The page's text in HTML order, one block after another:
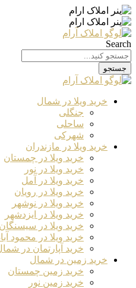
Search
جستجو
خرید ویلا در شمال
جنگلی
ساحلی
شهرکی
خرید ویلا در مازندران
خرید ویلا در چمستان
خرید ویلا در نور
خرید ویلا در آمل
خرید ویلا در رویان
خرید ویلا در نوشهر
خرید ویلا در ایزدشهر
خرید ویلا در سیسنگان
خرید ویلا در محمود
خرید آپارتمان در
خرید زمین در شمال
خرید زمین چمستان
خرید زمین نور